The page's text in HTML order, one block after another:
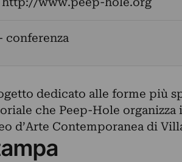
conferenza
dedicato alle forme più
che Peep-Hole organizza
d’Arte Contemporanea di